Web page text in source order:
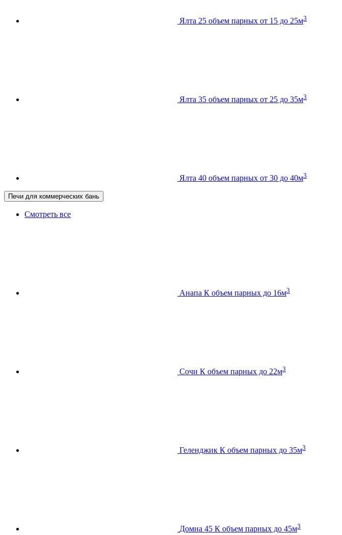
Ялта 25 объем парных от 15 до 25м3
Ялта 35 объем парных от 25 до 35м3
Ялта 40 объем парных от 30 до 40м3
Печи для коммерческих бань
Смотреть все
Анапа К объем парных до 16м3
Сочи К объем парных до 22м3
Геленджик К объем парных до 35м3
Домна 45 К объем парных до 45м3